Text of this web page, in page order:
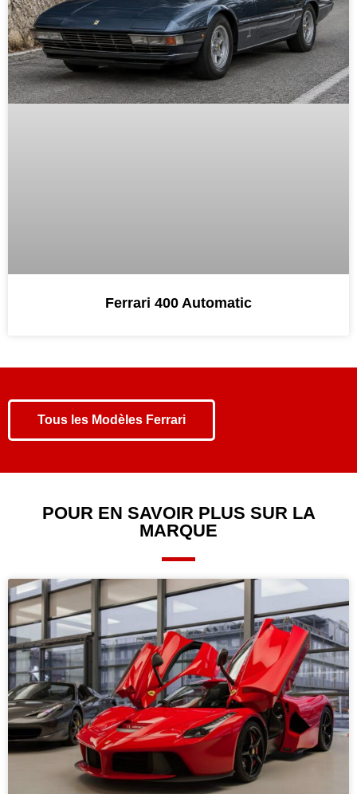
Ferrari 400 Automatic
Tous les Modèles Ferrari
POUR EN SAVOIR PLUS SUR LA
MARQUE